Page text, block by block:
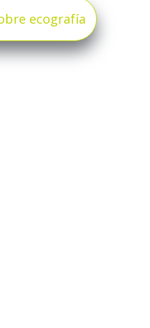
ecografía